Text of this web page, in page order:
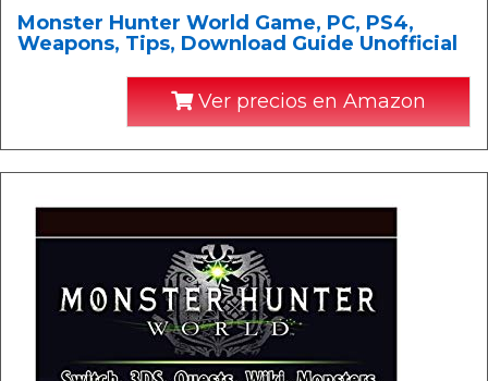
Monster Hunter World Game, PC, PS4,
Weapons, Tips, Download Guide Unofficial
Ver precios en Amazon